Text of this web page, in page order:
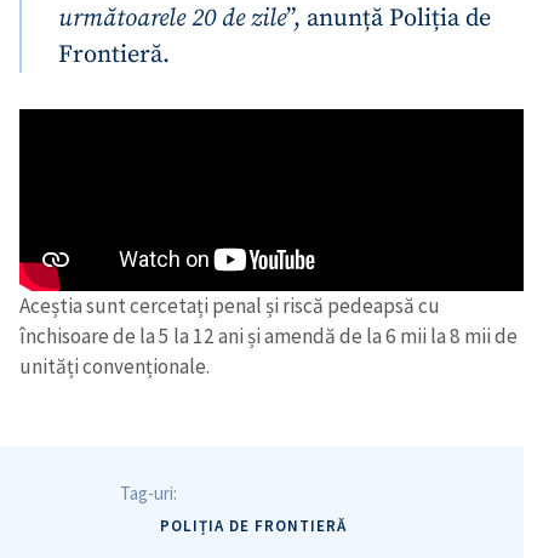
următoarele 20 de zile”, anunță Poliția de
Frontieră.
Aceștia sunt cercetați penal și riscă pedeapsă cu
închisoare de la 5 la 12 ani și amendă de la 6 mii la 8 mii de
unități convenționale.
Tag-uri:
POLIȚIA DE FRONTIERĂ